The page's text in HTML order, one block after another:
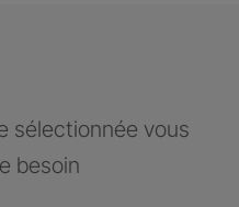
sélectionnée vous
besoin